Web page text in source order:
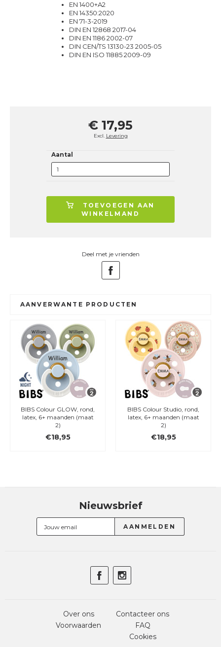
EN 1400+A2
EN 14350:2020
EN 71-3-2019
DIN EN 12868 2017-04
DIN EN 1186 2002-07
DIN CEN/TS 13130-23 2005-05
DIN EN ISO 11885 2009-09
€ 17,95
Excl. Levering
Aantal
TOEVOEGEN AAN
WINKELMAND
Deel met je vrienden
AANVERWANTE PRODUCTEN
Colour GLOW, rond,
6+ maanden (maat
BIBS Colour Studio, rond,
latex, 6+ maanden (maat
Nieuwsbrief
Over ons
Voorwaarden
Contacteer ons
FAQ
Cookies